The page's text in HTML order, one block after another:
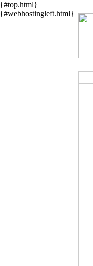
{#top.html}
{#webhostingleft.html}